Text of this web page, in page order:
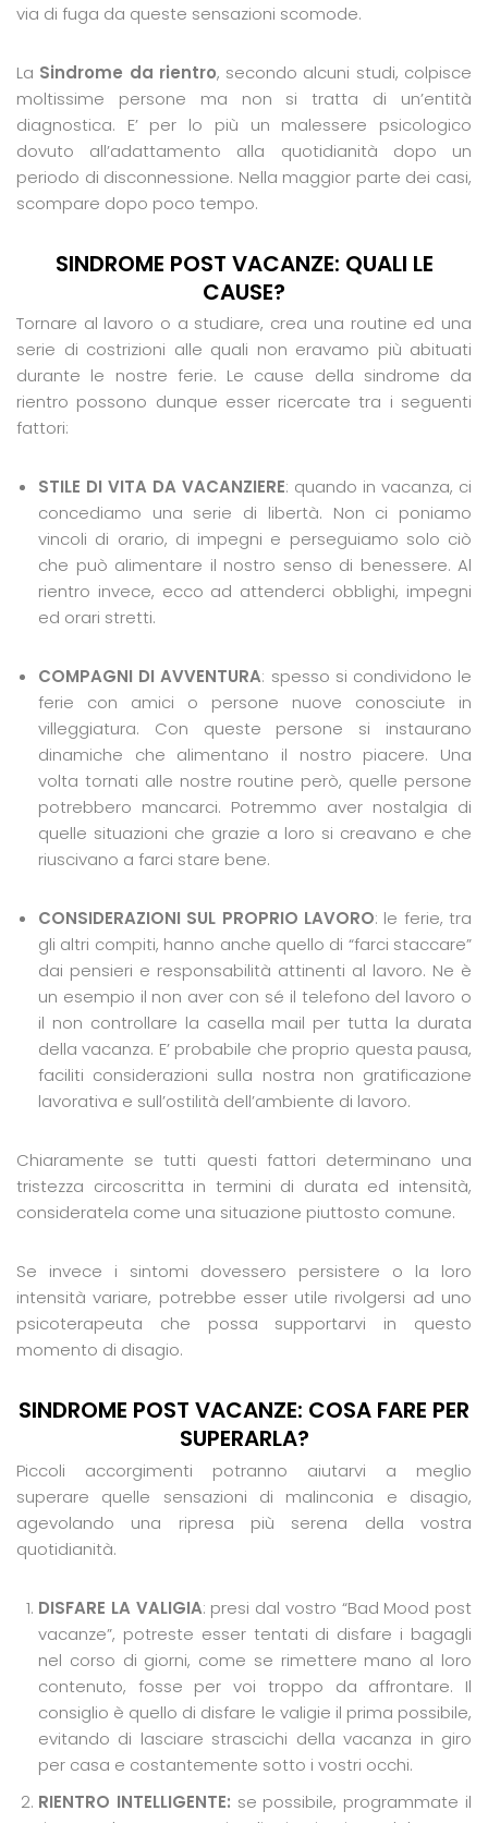
via di fuga da queste sensazioni scomode.
La Sindrome da rientro, secondo alcuni studi, colpisce
moltissime persone ma non si tratta di un’entità
diagnostica. E’ per lo più un malessere psicologico
dovuto all’adattamento alla quotidianità dopo un
periodo di disconnessione. Nella maggior parte dei casi,
scompare dopo poco tempo.
SINDROME POST VACANZE: QUALI LE
CAUSE?
Tornare al lavoro o a studiare, crea una routine ed una
serie di costrizioni alle quali non eravamo più abituati
durante le nostre ferie. Le cause della sindrome da
rientro possono dunque esser ricercate tra i seguenti
fattori:
STILE DI VITA DA VACANZIERE: quando in vacanza, ci
concediamo una serie di libertà. Non ci poniamo
vincoli di orario, di impegni e perseguiamo solo ciò
che può alimentare il nostro senso di benessere. Al
rientro invece, ecco ad attenderci obblighi, impegni
ed orari stretti.
COMPAGNI DI AVVENTURA: spesso si condividono le
ferie con amici o persone nuove conosciute in
villeggiatura. Con queste persone si instaurano
dinamiche che alimentano il nostro piacere. Una
volta tornati alle nostre routine però, quelle persone
potrebbero mancarci. Potremmo aver nostalgia di
quelle situazioni che grazie a loro si creavano e che
riuscivano a farci stare bene.
CONSIDERAZIONI SUL PROPRIO LAVORO: le ferie, tra
gli altri compiti, hanno anche quello di “farci staccare”
dai pensieri e responsabilità attinenti al lavoro. Ne è
un esempio il non aver con sé il telefono del lavoro o
il non controllare la casella mail per tutta la durata
della vacanza. E’ probabile che proprio questa pausa,
faciliti considerazioni sulla nostra non gratificazione
lavorativa e sull’ostilità dell’ambiente di lavoro.
Chiaramente se tutti questi fattori determinano una
tristezza circoscritta in termini di durata ed intensità,
consideratela come una situazione piuttosto comune.
Se invece i sintomi dovessero persistere o la loro
intensità variare, potrebbe esser utile rivolgersi ad uno
psicoterapeuta che possa supportarvi in questo
momento di disagio.
SINDROME POST VACANZE: COSA FARE PER
SUPERARLA?
Piccoli accorgimenti potranno aiutarvi a meglio
superare quelle sensazioni di malinconia e disagio,
agevolando una ripresa più serena della vostra
quotidianità.
DISFARE LA VALIGIA: presi dal vostro “Bad Mood post
vacanze”, potreste esser tentati di disfare i bagagli
nel corso di giorni, come se rimettere mano al loro
contenuto, fosse per voi troppo da affrontare. Il
consiglio è quello di disfare le valigie il prima possibile,
evitando di lasciare strascichi della vacanza in giro
per casa e costantemente sotto i vostri occhi.
RIENTRO INTELLIGENTE: se possibile, programmate il